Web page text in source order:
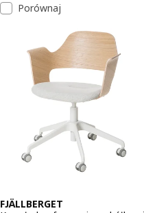
Porównaj
FJÄLLBERGET